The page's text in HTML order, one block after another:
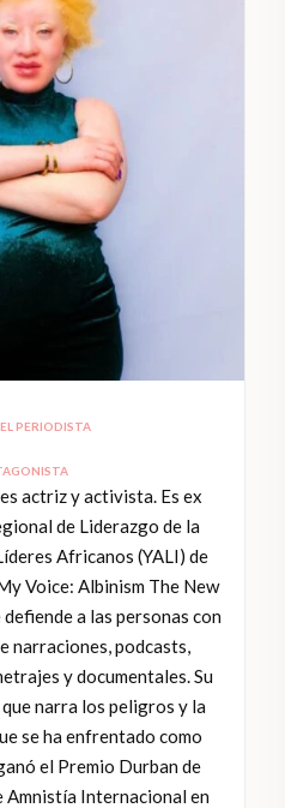
PERIODISTA
actriz y activista. Es ex
de Liderazgo de la
Africanos (YALI) de
Voice: Albinism The New
a las personas con
narraciones, podcasts,
y documentales. Su
narra los peligros y la
se ha enfrentado como
el Premio Durban de
Amnistía Internacional en